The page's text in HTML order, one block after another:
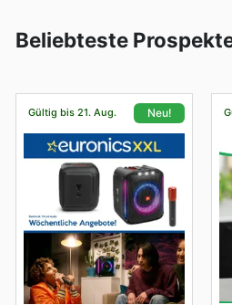
Beliebteste
Gültig bis 21. Aug. Neu!